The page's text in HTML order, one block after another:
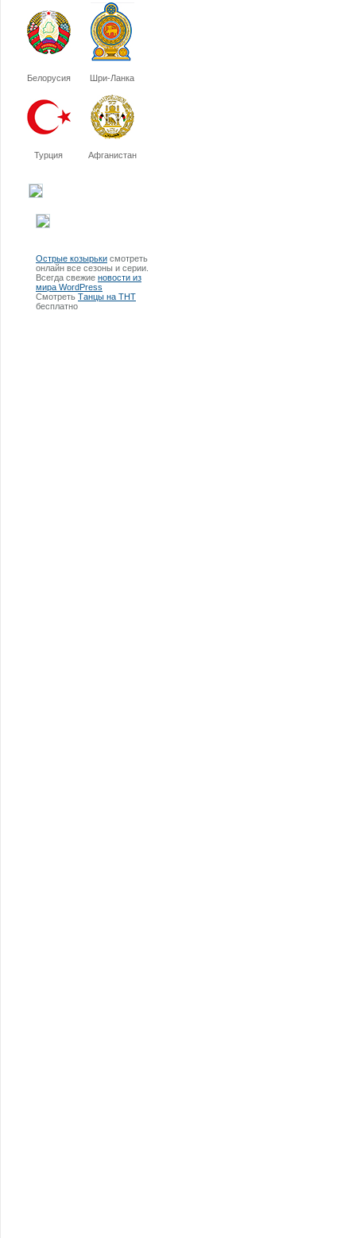
Белорусия Шри-Ланка
Турция Афганистан
Острые козырьки смотреть
онлайн все сезоны и серии.
Всегда свежие новости из
мира WordPress
Смотреть Танцы на ТНТ
бесплатно